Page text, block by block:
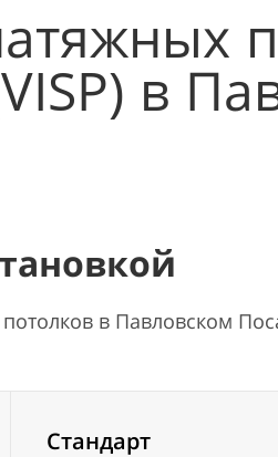
в
в Павловском
Стандарт